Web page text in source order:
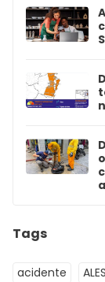
Tags
acidente